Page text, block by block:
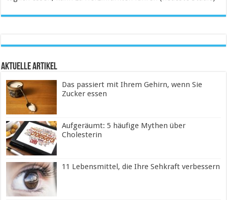
Aktuelle Artikel
Das passiert mit Ihrem Gehirn, wenn Sie
Zucker essen
Aufgeräumt: 5 häufige Mythen über
Cholesterin
11 Lebensmittel, die Ihre Sehkraft verbessern